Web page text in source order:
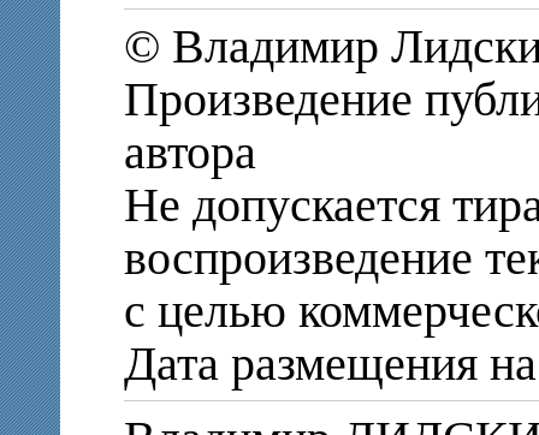
© Владимир
Произведение
автора
Не допускается
воспроизведение
с целью
Дата размещения